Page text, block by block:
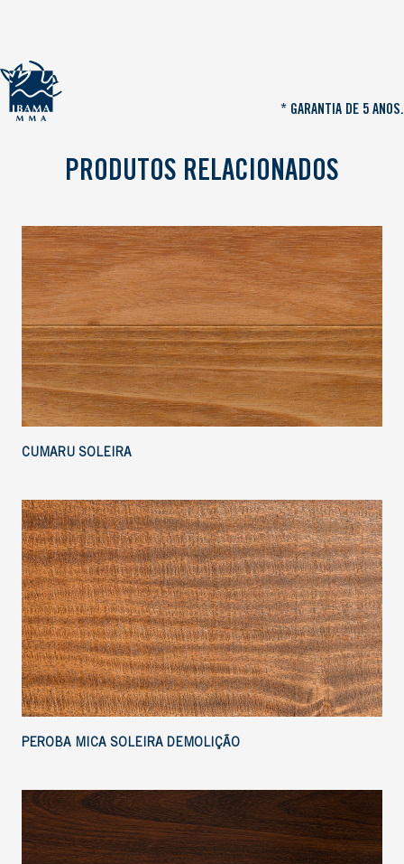
* GARANTIA DE 5 ANOS.
PRODUTOS RELACIONADOS
CUMARU SOLEIRA
PEROBA MICA SOLEIRA DEMOLIÇÃO